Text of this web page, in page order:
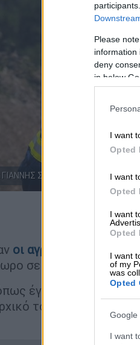
Please
information
deny
in below
I want
Opted
I want
Opted
I want
Opted
I want
of my
was
Opted
Google
I want
ΣΠΥΡΟΥΝΗΣ/ILIALIVE.GR/
οι αγροτοδασικές
σε όλη τη χώρα.
έγινε γνωστό από
τους στάδιο, ενώ